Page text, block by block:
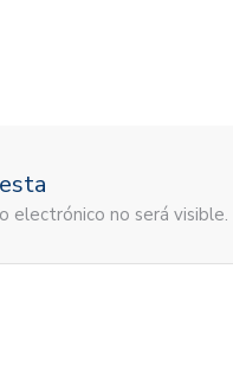
electrónico no será